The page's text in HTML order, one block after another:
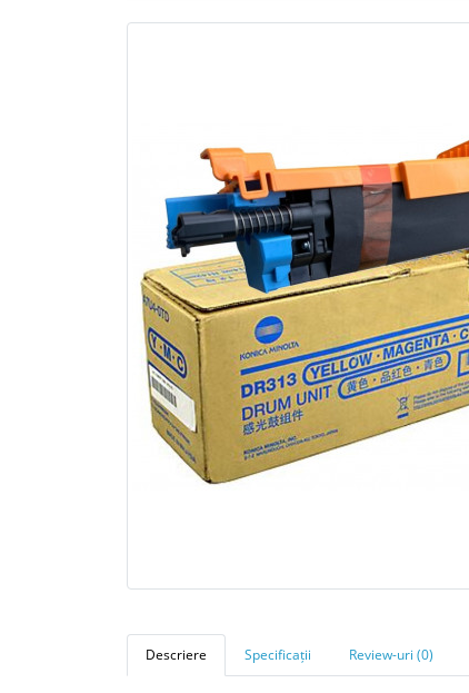
Descriere Specificații Review-uri (0)